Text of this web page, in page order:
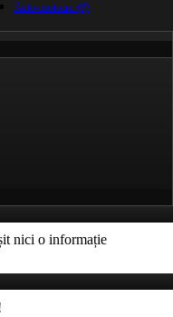
Auto-motoare (0)
nici o informație